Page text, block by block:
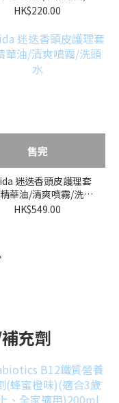
HK$220.00
售完
迷迭香頭皮護理套
華油/清爽噴霧/洗頭
水
HK$549.00
充劑